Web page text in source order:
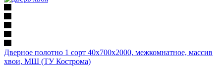
Дверное полотно 1 сорт 40х700х2000, межкомнатное, массив
хвои, МШ (ТУ Кострома)